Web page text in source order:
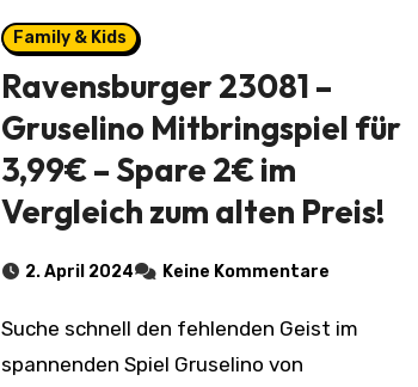
Family & Kids
Ravensburger 23081 –
Gruselino Mitbringspiel für
3,99€ – Spare 2€ im
Vergleich zum alten Preis!
2. April 2024 Keine Kommentare
Suche schnell den fehlenden Geist im
spannenden Spiel Gruselino von